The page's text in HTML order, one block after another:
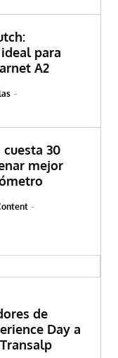
para
A2
-
30
mejor
-
de
Day a